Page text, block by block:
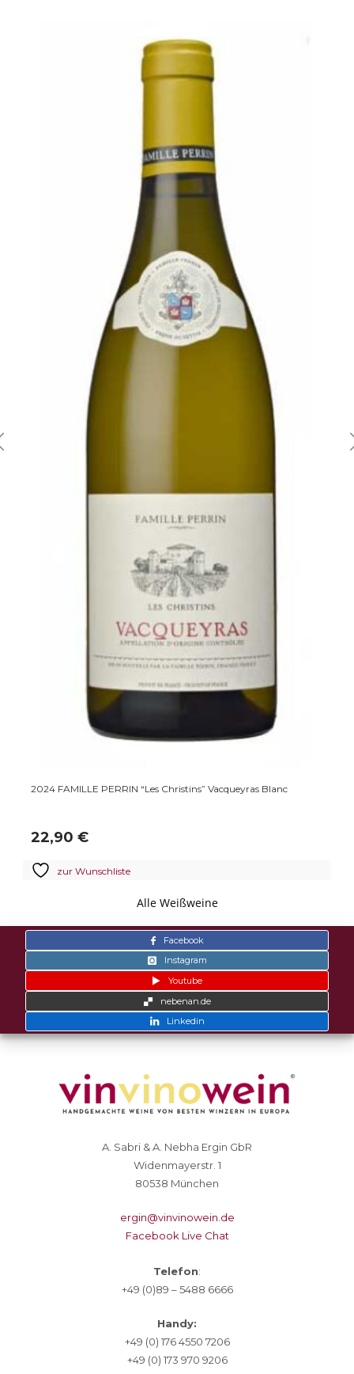
PERRIN “Les Christins” Vacqueyras Blanc
Alle Weißweine
Facebook
Instagram
Youtube
nebenan.de
Linkedin
A. Sabri & A. Nebha Ergin GbR
Widenmayerstr. 1
80538 München
ergin@vinvinowein.de
Facebook Live Chat
Telefon:
+49 (0)89 – 5488 6666
Handy:
+49 (0) 176 4550 7206
+49 (0) 173 970 9206